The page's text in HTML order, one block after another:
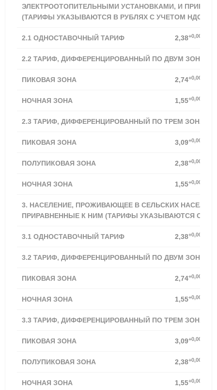
ЭЛЕКТРООТОПИТЕЛЬНЫМИ УСТАНОВКАМИ, И
(ТАРИФЫ УКАЗЫВАЮТСЯ В РУБЛЯХ С УЧЕТОМ НДС) **
2.1 ОДНОСТАВОЧНЫЙ ТАРИФ 2,38+0,00%
2.2 ТАРИФ, ДИФФЕРЕНЦИРОВАННЫЙ ПО ДВУМ ЗОНАМ
ПИКОВАЯ ЗОНА 2,74+0,00%
НОЧНАЯ ЗОНА 1,55+0,00%
2.3 ТАРИФ, ДИФФЕРЕНЦИРОВАННЫЙ ПО ТРЕМ ЗОНАМ
ПИКОВАЯ ЗОНА 3,09+0,00%
ПОЛУПИКОВАЯ ЗОНА 2,38+0,00%
НОЧНАЯ ЗОНА 1,55+0,00%
3. НАСЕЛЕНИЕ, ПРОЖИВАЮЩЕЕ В СЕЛЬСКИХ
ПРИРАВНЕННЫЕ К НИМ (ТАРИФЫ УКАЗЫВАЮТСЯ С
3.1 ОДНОСТАВОЧНЫЙ ТАРИФ 2,38+0,00%
3.2 ТАРИФ, ДИФФЕРЕНЦИРОВАННЫЙ ПО ДВУМ ЗОНАМ
ПИКОВАЯ ЗОНА 2,74+0,00%
НОЧНАЯ ЗОНА 1,55+0,00%
3.3 ТАРИФ, ДИФФЕРЕНЦИРОВАННЫЙ ПО ТРЕМ ЗОНАМ
ПИКОВАЯ ЗОНА 3,09+0,00%
ПОЛУПИКОВАЯ ЗОНА 2,38+0,00%
НОЧНАЯ ЗОНА 1,55+0,00%